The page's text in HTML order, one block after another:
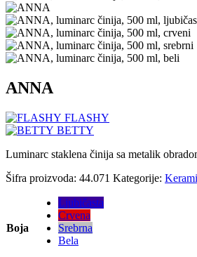
ANNA
FLASHY
BETTY
Luminarc staklena činija sa metalik
Šifra proizvoda: 44.071 Kategorije:
Boja
Ljubičasta
Crvena
Srebrna
Bela